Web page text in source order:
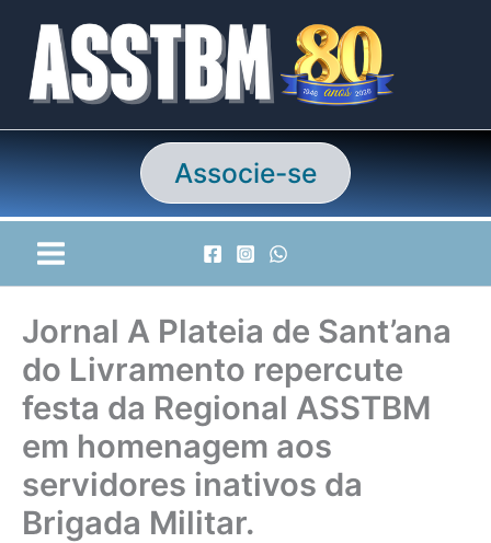
conteúdo
Associe-se
Jornal A Plateia de Sant’ana
do Livramento repercute
festa da Regional ASSTBM
em homenagem aos
servidores inativos da
Brigada Militar.